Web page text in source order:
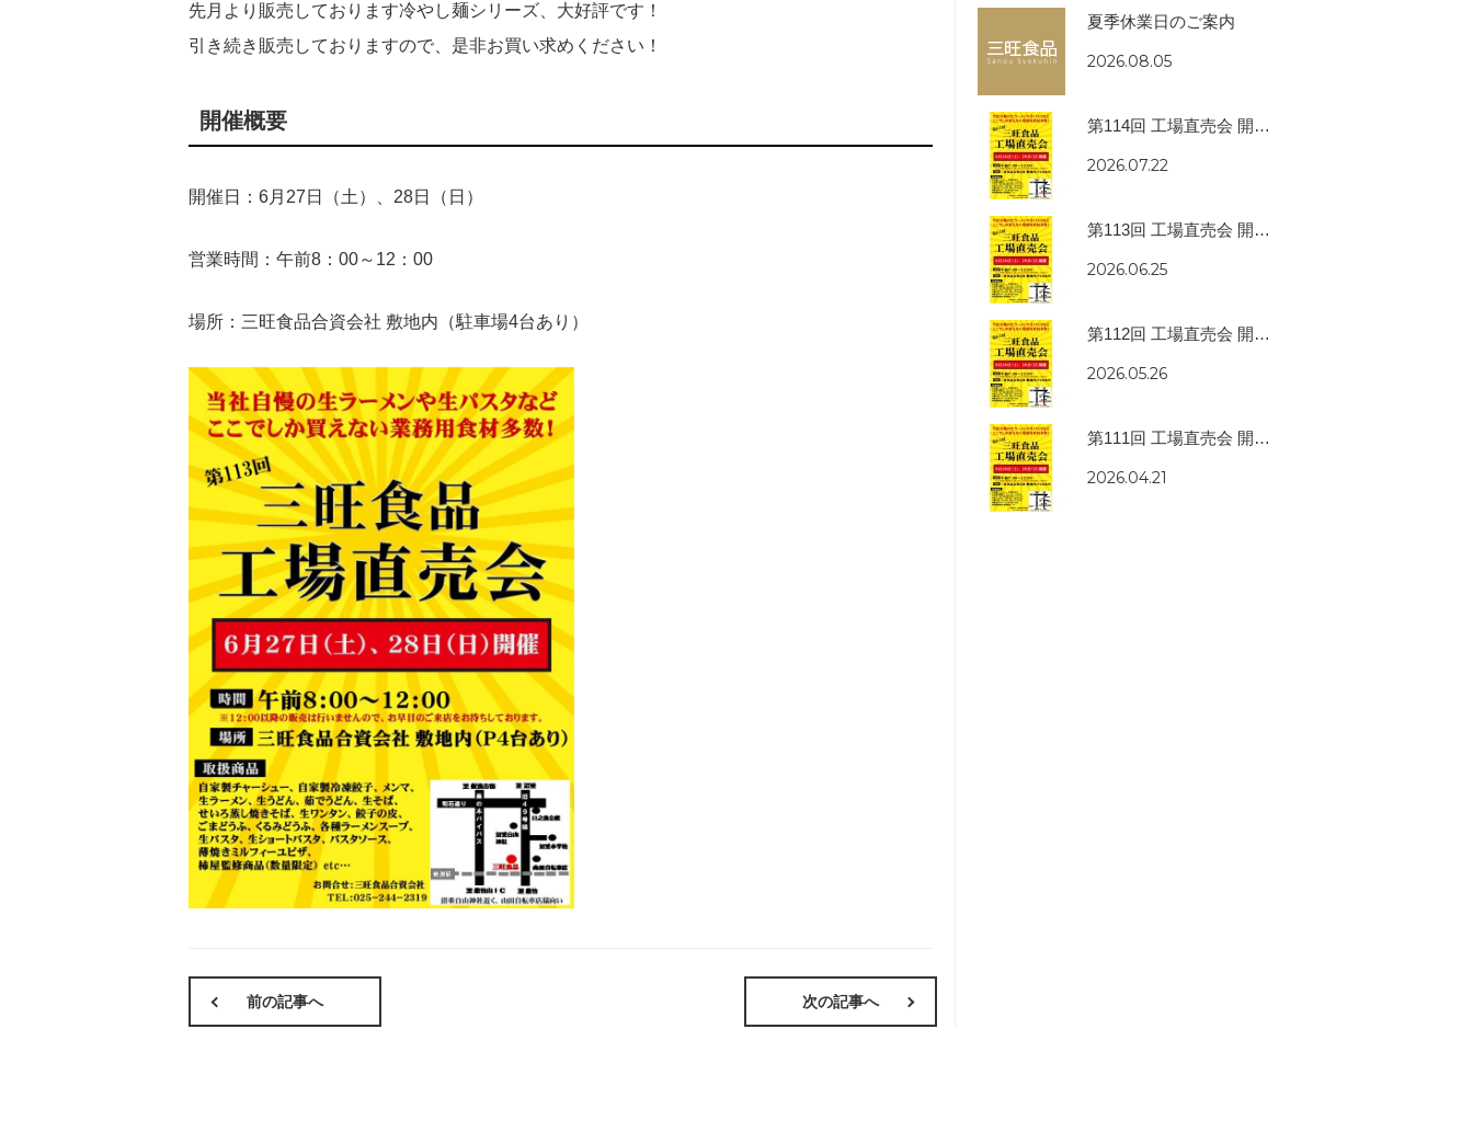
先月より販売しております冷やし麺シリーズ、大好評です！
引き続き販売しておりますので、是非お買い求めください！
開催概要
開催日：6月27日（土）、28日（日）
営業時間：午前8：00～12：00
場所：三旺食品合資会社 敷地内（駐車場4台あり）
前の記事へ 次の記事へ
夏季休業日のご案内
2026.08.05
第114回 工場直売会 開催のお知らせ
2026.07.22
第113回 工場直売会 開催のお知らせ
2026.06.25
第112回 工場直売会 開催のお知らせ
2026.05.26
第111回 工場直売会 開催のお知らせ
2026.04.21